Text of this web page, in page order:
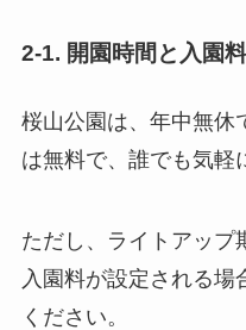
2-1. 開園時間と入園料
桜山公園は、年中無休
は無料で、誰でも気軽
ただし、ライトアップ
入園料が設定される場
ください。